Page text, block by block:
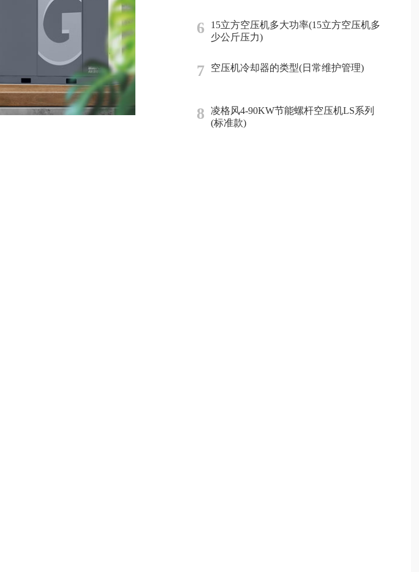
6
15立方空压机多大功率(15立方空压机多
少公斤压力)
7 空压机冷却器的类型(日常维护管理)
8
凌格风4-90KW节能螺杆空压机LS系列
(标准款)